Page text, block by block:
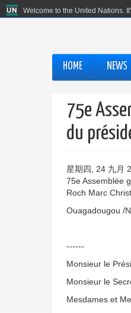
Welcome to the United Nations.
HOME NEWS
75e
du
星期四, 24 九月
75e Assemblée
Roch Marc
Ouagadougou /
------
Monsieur le
Monsieur le
Mesdames et